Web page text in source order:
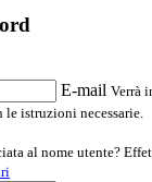
E-mail Verrà
istruzioni necessarie.
al nome utente?